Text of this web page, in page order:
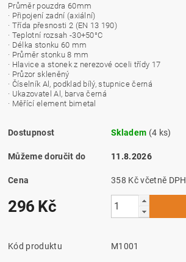
Průměr pouzdra 60mm
· Připojení zadní (axiální)
· Třída přesnosti 2 (EN 13 190)
· Teplotní rozsah -30+50°C
· Délka stonku 60 mm
· Průměr stonku 8 mm
· Hlavice a stonek z nerezové oceli třídy 17
· Průzor skleněný
· Číselník Al, podklad bílý, stupnice černá
· Ukazovatel Al, barva černá
· Měřící element bimetal
Dostupnost Skladem (4 ks)
Můžeme doručit do 11.8.2026
Cena 358 Kč včetně DPH
296 Kč
Kód produktu M1001